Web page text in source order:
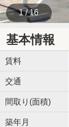
1 / 16
基本情報
賃料
交通
間取り(面積)
築年月